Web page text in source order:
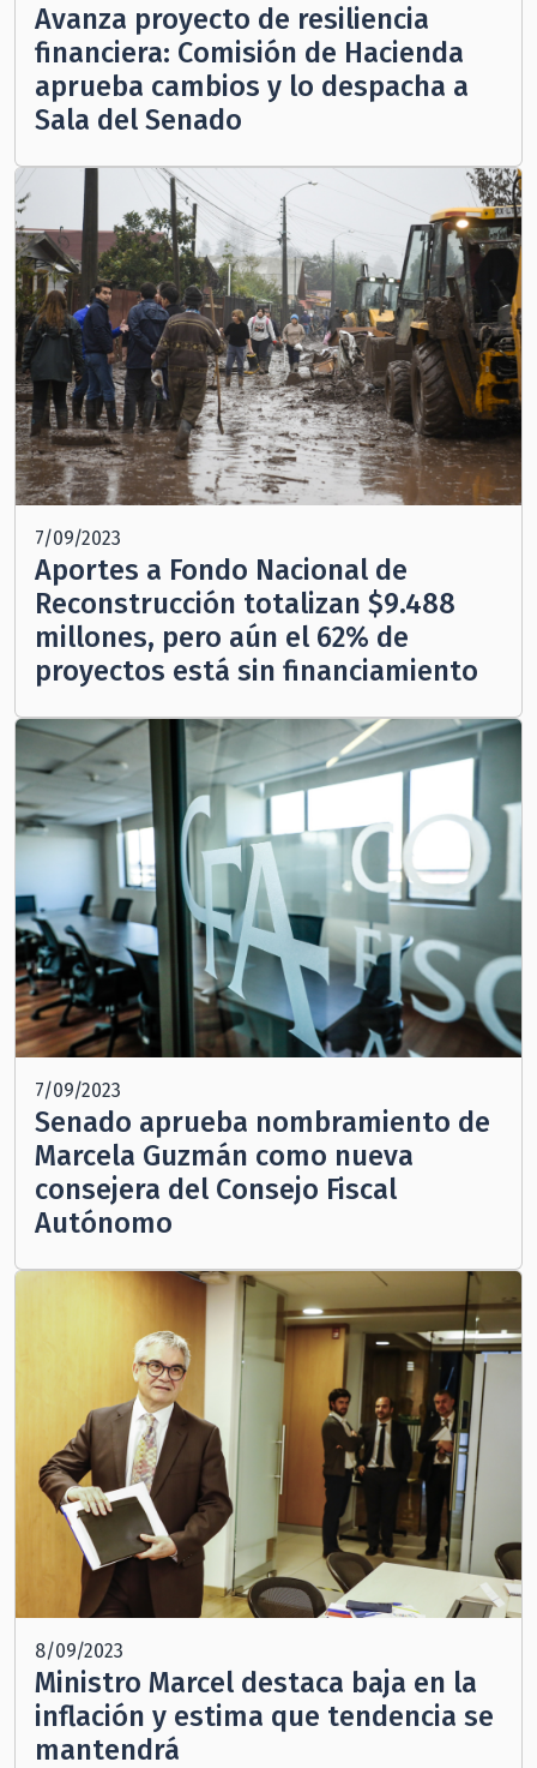
Avanza proyecto de resiliencia
financiera: Comisión de Hacienda
aprueba cambios y lo despacha a
Sala del Senado
7/09/2023
Aportes a Fondo Nacional de
Reconstrucción totalizan $9.488
millones, pero aún el 62% de
proyectos está sin financiamiento
7/09/2023
Senado aprueba nombramiento de
Marcela Guzmán como nueva
consejera del Consejo Fiscal
Autónomo
8/09/2023
Ministro Marcel destaca baja en la
inflación y estima que tendencia se
mantendrá